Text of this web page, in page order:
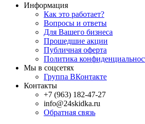
Информация
Как это работает?
Вопросы и ответы
Для Вашего бизнеса
Прошедшие акции
Публичная оферта
Политика
Мы в соцсетях
Группа ВКонтакте
Контакты
+7 (963) 182-47-27
info@24skidka.ru
Обратная связь